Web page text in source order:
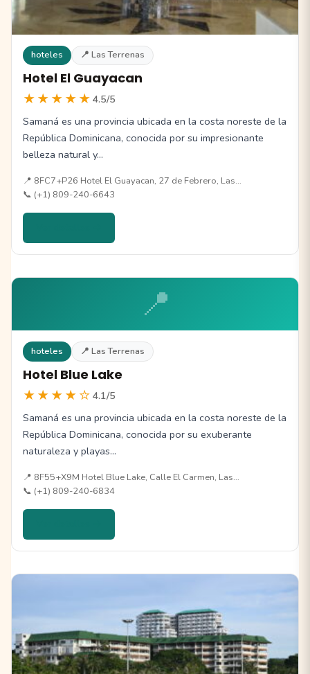
hoteles 📍 Las Terrenas
Hotel El Guayacan
★★★★★ 4.5/5
Samaná es una provincia ubicada en la costa noreste de la
República Dominicana, conocida por su impresionante
belleza natural y…
📍 8FC7+P26 Hotel El Guayacan, 27 de Febrero, Las…
📞 (+1) 809-240-6643
📍
hoteles 📍 Las Terrenas
Hotel Blue Lake
★★★★☆ 4.1/5
Samaná es una provincia ubicada en la costa noreste de la
República Dominicana, conocida por su exuberante
naturaleza y playas…
📍 8F55+X9M Hotel Blue Lake, Calle El Carmen, Las…
📞 (+1) 809-240-6834